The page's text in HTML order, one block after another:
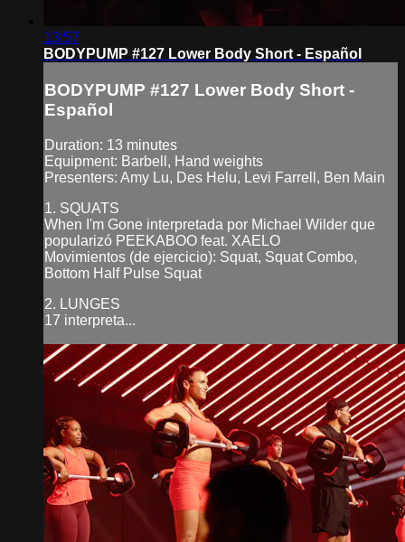
13:57
BODYPUMP #127 Lower Body Short - Español
BODYPUMP #127 Lower Body Short -
Español
Duration: 13 minutes
Equipment: Barbell, Hand weights
Presenters: Amy Lu, Des Helu, Levi Farrell, Ben Main
1. SQUATS
When I'm Gone interpretada por Michael Wilder que
popularizó PEEKABOO feat. XAELO
Movimientos (de ejercicio): Squat, Squat Combo,
Bottom Half Pulse Squat
2. LUNGES
17 interpreta...